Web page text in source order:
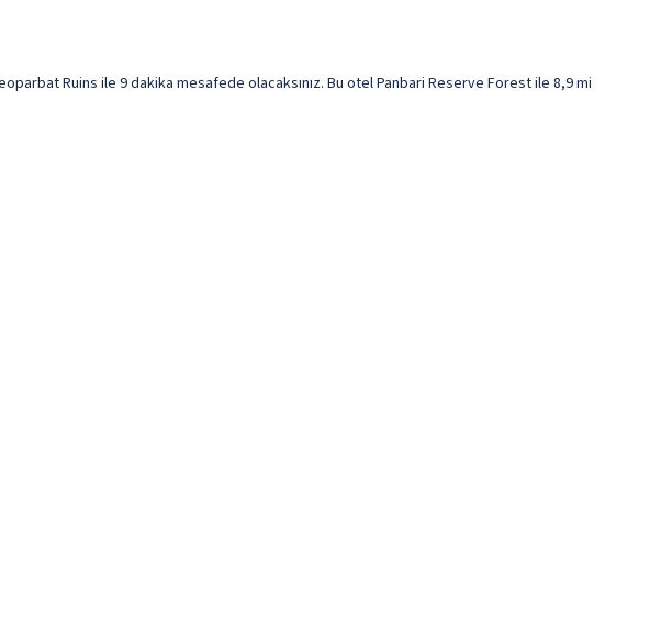
Ruins ile 9 dakika mesafede olacaksınız. Bu otel Panbari Reserve Forest ile 8,9 mi